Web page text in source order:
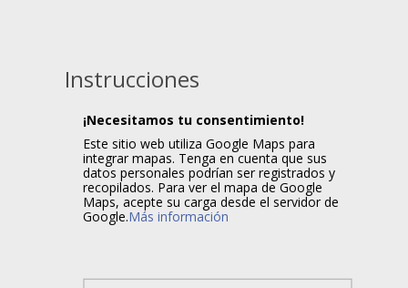
Instrucciones
¡Necesitamos tu consentimiento!
Este sitio web utiliza Google Maps para
integrar mapas. Tenga en cuenta que sus
datos personales podrían ser registrados y
recopilados. Para ver el mapa de Google
Maps, acepte su carga desde el servidor de
Google.Más información